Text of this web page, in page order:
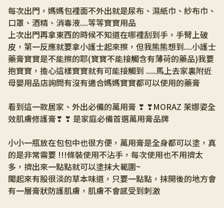
每次出門，媽媽包裡面不外出就是尿布、濕紙巾、紗布巾、
口罩、酒精、消毒液....等等寶寶用品
上次出門再拿東西的時候不知道在哪裡刮到手，手臂上破
皮，第一反應就要拿小護士起來擦，但我熊熊想到....小護士
藥膏寶寶是不能擦的耶(寶寶不能接觸含有薄荷的藥品)我要
抱寶寶，擔心這樣寶寶就有可能接觸到 .....馬上去家裏附近
母嬰用品店詢問有沒有適合媽媽寶寶都可以使用的藥膏
看到這一款居家、外出必備的萬用膏 ❣ ❣MORAZ 茉娜姿全
效肌膚修護膏❣ ❣ 是家庭必備首選萬用膏品牌
小小一瓶放在包包中也很方便，萬用膏是全身都可以塗，真
的是非常需要 !!!條裝使用不沾手，每次使用也不用擠太
多，擠出來一點點就可以塗抹大範圍~
聞起來有股很淡的草本味道，只要一點點，抹開後的地方會
有一層膏狀防護肌膚，肌膚不會感受到刺激